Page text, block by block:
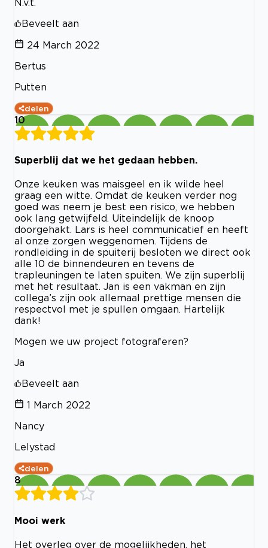
N.v.t.
Beveelt aan
24 March 2022
Bertus
Putten
delen
10
Superblij dat we het gedaan hebben.
Onze keuken was maisgeel en ik wilde heel
graag een witte. Omdat de keuken verder nog
goed was neem je best een risico, we hebben
ook lang getwijfeld. Uiteindelijk de knoop
doorgehakt. Lars is heel communicatief en heeft
al onze zorgen weggenomen. Tijdens de
rondleiding in de spuiterij besloten we direct ook
alle 10 de binnendeuren en tevens de
trapleuningen te laten spuiten. We zijn superblij
met het resultaat. Jan is een vakman en zijn
collega’s zijn ook allemaal prettige mensen die
respectvol met je spullen omgaan. Hartelijk
dank!
Mogen we uw project fotograferen?
Ja
Beveelt aan
1 March 2022
Nancy
Lelystad
delen
8
Mooi werk
Het overleg over de mogelijkheden, het